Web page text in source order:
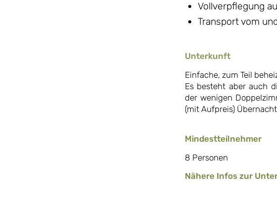
Vollverpflegung
Transport vom
Unterkunft
Einfache, zum Teil
Es besteht aber auch
der wenigen
(mit Aufpreis)
Mindestteilnehmer
8 Personen
Nähere Infos zur